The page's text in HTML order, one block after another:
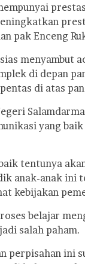
pak Enceng
menyambut
di depan
di atas
yang
tentunya
anak-anak ini
kebijakan
belajar
salah paham.
perpisahan ini